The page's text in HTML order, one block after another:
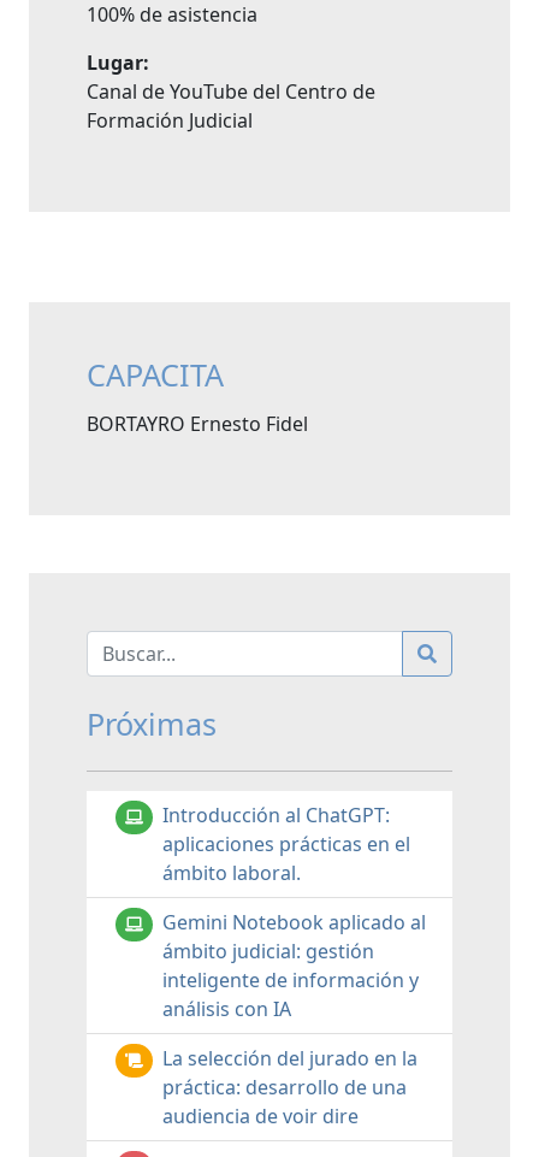
100% de asistencia
Lugar:
Canal de YouTube del Centro de
Formación Judicial
CAPACITA
BORTAYRO Ernesto Fidel
Próximas
Introducción al ChatGPT:
aplicaciones prácticas en el
ámbito laboral.
Gemini Notebook aplicado al
ámbito judicial: gestión
inteligente de información y
análisis con IA
La selección del jurado en la
práctica: desarrollo de una
audiencia de voir dire